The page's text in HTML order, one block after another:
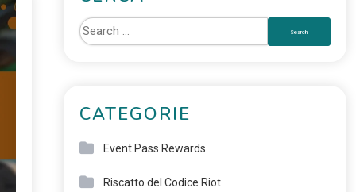
CATEGORIE
Event Pass Rewards
Riscatto del Codice Riot